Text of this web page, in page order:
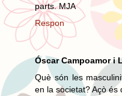
parts. MJA
Respon
Óscar Campoamor i
Què són les
en la societat? Açò és